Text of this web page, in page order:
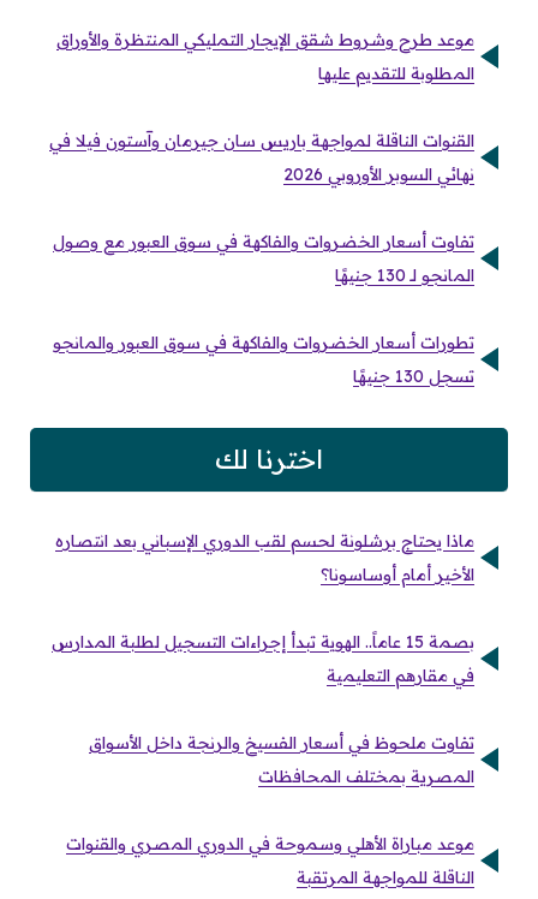
موعد طرح وشروط شقق الإيجار التمليكي المنتظرة والأوراق
المطلوبة للتقديم عليها
القنوات الناقلة لمواجهة باريس سان جيرمان وآستون فيلا في
نهائي السوبر الأوروبي 2026
تفاوت أسعار الخضروات والفاكهة في سوق العبور مع وصول
المانجو لـ 130 جنيهًا
تطورات أسعار الخضروات والفاكهة في سوق العبور والمانجو
تسجل 130 جنيهًا
اخترنا لك
ماذا يحتاج برشلونة لحسم لقب الدوري الإسباني بعد انتصاره
الأخير أمام أوساسونا؟
بصمة 15 عاماً.. الهوية تبدأ إجراءات التسجيل لطلبة المدارس
في مقارهم التعليمية
تفاوت ملحوظ في أسعار الفسيخ والرنجة داخل الأسواق
المصرية بمختلف المحافظات
موعد مباراة الأهلي وسموحة في الدوري المصري والقنوات
الناقلة للمواجهة المرتقبة